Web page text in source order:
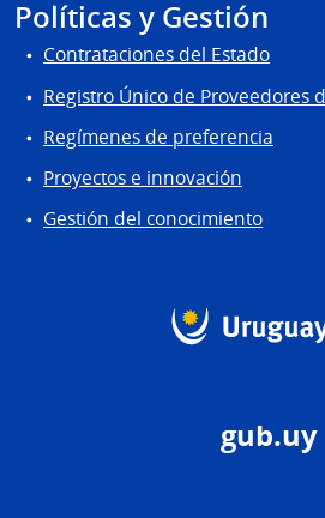
Políticas y Gestión
Contrataciones del Estado
Registro Único de Proveedores
Regímenes de preferencia
Proyectos e innovación
Gestión del conocimiento
gub.uy